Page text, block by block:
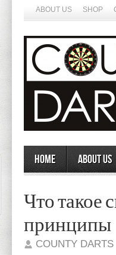
ABOUT US SHOP
Home About Us
Что такое
принципы
COUNTY DARTS